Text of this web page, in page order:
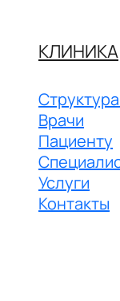
КЛИНИКА
Врачи
Пациенту
Услуги
Контакты